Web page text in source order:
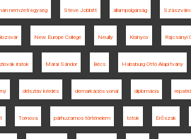
nemzeti egység Steve Jobbitt állampolgárság
New Europe College Neuilly Kisinyov Rajcsányi
iratok Márai Sándor Bécs Habsburg Ottó Alapítvány
délszláv kérdés demarkációs vonal diplomácia
Tornova párhuzamos történelem tótok Erőszak